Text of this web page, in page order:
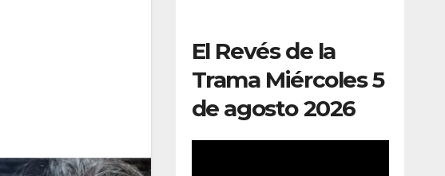
El Revés de la
Trama Miércoles 5
de agosto 2026